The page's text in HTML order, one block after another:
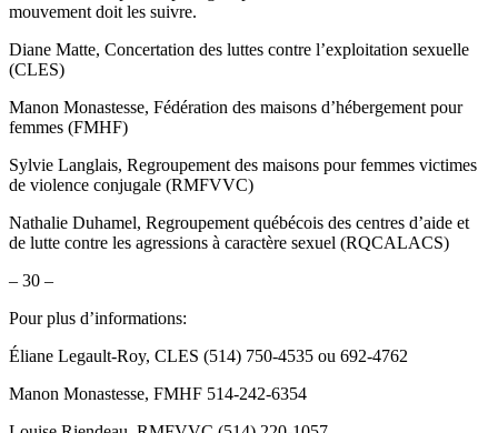
mouvement doit les suivre.
Diane Matte, Concertation des luttes contre l’exploitation sexuelle
(CLES)
Manon Monastesse, Fédération des maisons d’hébergement pour
femmes (FMHF)
Sylvie Langlais, Regroupement des maisons pour femmes victimes
de violence conjugale (RMFVVC)
Nathalie Duhamel, Regroupement québécois des centres d’aide et
de lutte contre les agressions à caractère sexuel (RQCALACS)
– 30 –
Pour plus d’informations:
Éliane Legault-Roy, CLES (514) 750-4535 ou 692-4762
Manon Monastesse, FMHF 514-242-6354